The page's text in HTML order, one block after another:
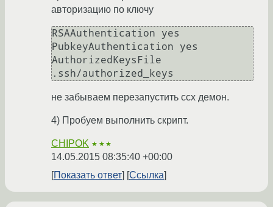
авторизацию по ключу
RSAAuthentication yes
PubkeyAuthentication yes
AuthorizedKeysFile
.ssh/authorized_keys
не забываем перезапустить ссх демон.
4) Пробуем выполнить скрипт.
CHIPOK ★★★
14.05.2015 08:35:40 +00:00
Показать ответ
Ссылка